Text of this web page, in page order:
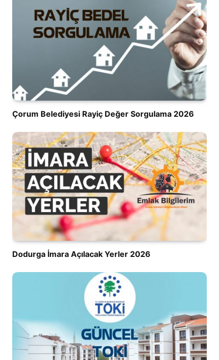
Çorum Belediyesi Rayiç Değer Sorgulama 2026
Dodurga İmara Açılacak Yerler 2026